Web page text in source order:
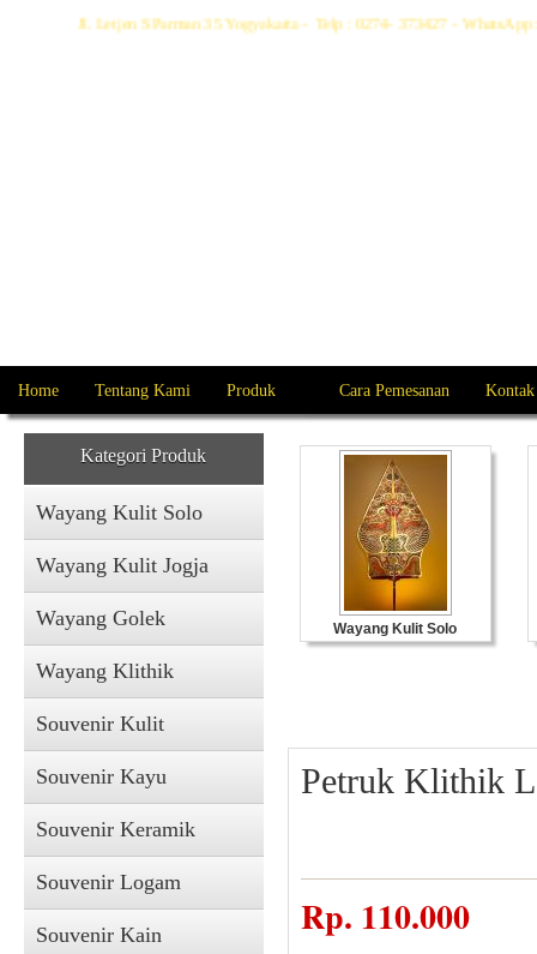
Jl. Letjen S Parman 35 Yogyakarta - Telp : 0274- 373427 -
Home Tentang Kami Produk Cara Pemesanan
Kategori Produk
Wayang Kulit Solo
Wayang Kulit Jogja
Wayang Golek
Wayang Klithik
Souvenir Kulit
Souvenir Kayu
Souvenir Keramik
Souvenir Logam
Souvenir Kain
Wayang Kulit Solo
Petruk Klithik
Rp. 110.000